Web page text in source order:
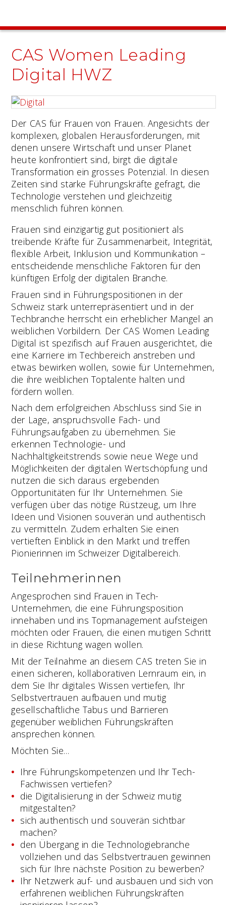
CAS Women Leading
Digital HWZ
Der CAS für Frauen von Frauen. Angesichts der
komplexen, globalen Herausforderungen, mit
denen unsere Wirtschaft und unser Planet
heute konfrontiert sind, birgt die digitale
Transformation ein grosses Potenzial. In diesen
Zeiten sind starke Führungskräfte gefragt, die
Technologie verstehen und gleichzeitig
menschlich führen können.
Frauen sind einzigartig gut positioniert als
treibende Kräfte für Zusammenarbeit, Integrität,
flexible Arbeit, Inklusion und Kommunikation –
entscheidende menschliche Faktoren für den
künftigen Erfolg der digitalen Branche.
Frauen sind in Führungspositionen in der
Schweiz stark unterrepräsentiert und in der
Techbranche herrscht ein erheblicher Mangel an
weiblichen Vorbildern. Der CAS Women Leading
Digital ist spezifisch auf Frauen ausgerichtet, die
eine Karriere im Techbereich anstreben und
etwas bewirken wollen, sowie für Unternehmen,
die ihre weiblichen Toptalente halten und
fördern wollen.
Nach dem erfolgreichen Abschluss sind Sie in
der Lage, anspruchsvolle Fach- und
Führungsaufgaben zu übernehmen. Sie
erkennen Technologie- und
Nachhaltigkeitstrends sowie neue Wege und
Möglichkeiten der digitalen Wertschöpfung und
nutzen die sich daraus ergebenden
Opportunitäten für Ihr Unternehmen. Sie
verfügen über das nötige Rüstzeug, um Ihre
Ideen und Visionen souverän und authentisch
zu vermitteln. Zudem erhalten Sie einen
vertieften Einblick in den Markt und treffen
Pionierinnen im Schweizer Digitalbereich.
Teilnehmerinnen
Angesprochen sind Frauen in Tech-
Unternehmen, die eine Führungsposition
innehaben und ins Topmanagement aufsteigen
möchten oder Frauen, die einen mutigen Schritt
in diese Richtung wagen wollen.
Mit der Teilnahme an diesem CAS treten Sie in
einen sicheren, kollaborativen Lernraum ein, in
dem Sie Ihr digitales Wissen vertiefen, Ihr
Selbstvertrauen aufbauen und mutig
gesellschaftliche Tabus und Barrieren
gegenüber weiblichen Führungskräften
ansprechen können.
Möchten Sie…
Ihre Führungskompetenzen und Ihr Tech-
Fachwissen vertiefen?
die Digitalisierung in der Schweiz mutig
mitgestalten?
sich authentisch und souverän sichtbar
machen?
den Übergang in die Technologiebranche
vollziehen und das Selbstvertrauen gewinnen
sich für Ihre nächste Position zu bewerben?
Ihr Netzwerk auf- und ausbauen und sich von
erfahrenen weiblichen Führungskräften